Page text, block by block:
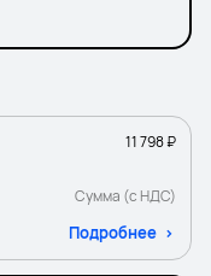
11 798 ₽
Сумма (с НДС)
Подробнее